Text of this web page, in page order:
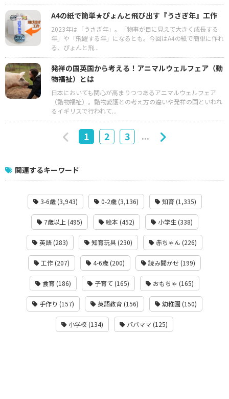
A4の紙で簡単★ぴょんと飛び出す『うさぎ年』工作
2023年は「うさぎ年」。「物事が目に見えて大きく成長する
年」や「飛躍する年」になるとも。今回はA4の紙で簡単に作れ
る、ぴょんと飛...
発祥の国英国から考える！アニマルウェルフェア（動
物福祉）とは
日本においても関心が高まりつつあるアニマルウェルフェア
（動物福祉）。動物愛護との考え方の違いや発祥の国といわれ
るイギリスで行われて...
1 2 3 ...
関連するキーワード
3-6歳 (3,943) 0-2歳 (3,136) 知育 (1,335)
7歳以上 (495) 絵本 (452) 小学生 (338)
英語 (283) 知育玩具 (230) 赤ちゃん (226)
工作 (207) 4-6歳 (200) 読み聞かせ (199)
食育 (186) 子育て (165) おもちゃ (165)
手作り (157) 英語教育 (156) 幼稚園 (150)
小学校 (134) パパママ (125)